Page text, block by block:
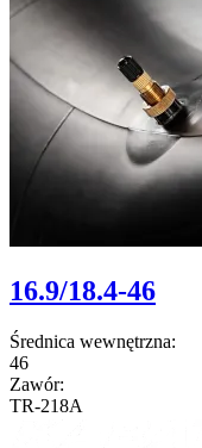
16.9/18.4-46
Średnica wewnętrzna:
46
Zawór:
TR-218A